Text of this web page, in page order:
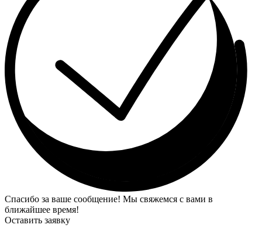
Спасибо за ваше сообщение! Мы свяжемся с вами в
ближайшее время!
Оставить заявку